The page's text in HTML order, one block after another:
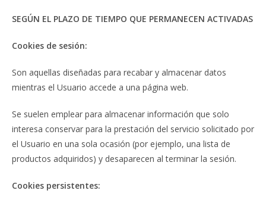
SEGÚN EL PLAZO DE TIEMPO QUE PERMANECEN ACTIVADAS
Cookies de sesión:
Son aquellas diseñadas para recabar y almacenar datos
mientras el Usuario accede a una página web.
Se suelen emplear para almacenar información que solo
interesa conservar para la prestación del servicio solicitado por
el Usuario en una sola ocasión (por ejemplo, una lista de
productos adquiridos) y desaparecen al terminar la sesión.
Cookies persistentes: